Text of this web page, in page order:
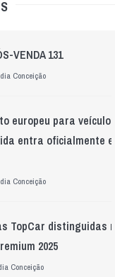
VENDA 131
Conceição
europeu para veículos
entra oficialmente em
Conceição
TopCar distinguidas na
2025
Conceição